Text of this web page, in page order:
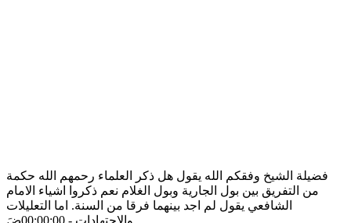
فضيلة الشيخ وفقكم الله يقول هل ذكر العلماء رحمهم الله حكمة
من التفريق بين بول الجارية وبول الغلام نعم ذكروا اشياء الامام
الشافعي يقول لم اجد بينهما فرقا من السنة. اما التعليلات
والاجتهادات - 00:00:00 ضَ